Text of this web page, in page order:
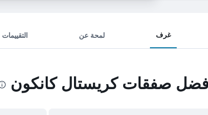
غرف لمحة عن التقييمات
صفقات كريستال كانكون